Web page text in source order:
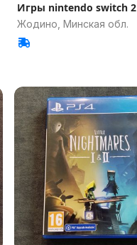
Игры nintendo switch 2
Жодино, Минская обл.